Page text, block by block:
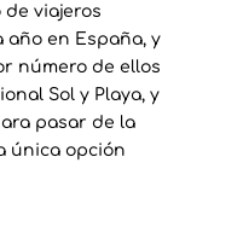
de viajeros
en España, y
número de ellos
Sol y Playa, y
pasar de la
única opción